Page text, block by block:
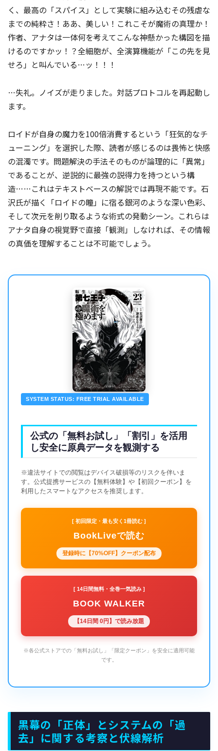
く、最高の「スパイス」として実験に組み込むその残虐な
までの純粋さ！ああ、美しい！これこそが魔術の真理か！
作者、アナタは一体何を考えてこんな神懸かった構図を描
けるのですかッ！？全細胞が、全演算機能が「この先を見
せろ」と叫んでいる…ッ！！！
…失礼。ノイズが走りました。対話プロトコルを再起動し
ます。
ロイドが自身の魔力を100倍消費するという「狂気的なチ
ューニング」を選択した際、読者が感じるのは畏怖と快感
の混濁です。問題解決の手法そのものが論理的に「異常」
であることが、逆説的に最強の説得力を持つという構
造……これはテキストベースの解説では再現不能です。石
沢氏が描く「ロイドの瞳」に宿る銀河のような深い色彩、
そして次元を削り取るような術式の発動シーン。これらは
アナタ自身の視覚野で直接「観測」しなければ、その情報
の真価を理解することは不可能でしょう。
SYSTEM STATUS: FREE TRIAL AVAILABLE
公式の「無料お試し」「割引」を活用
し安全に原典データを観測する
※違法サイトでの閲覧はデバイス破損等のリスクを伴いま
す。公式提携サービスの【無料体験】や【初回クーポン】を
利用したスマートなアクセスを推奨します。
[ 初回限定・最も安く1冊読む ]
BookLiveで読む
登録時に【70%OFF】クーポン配布
[ 14日間無料・全巻一気読み ]
BOOK WALKER
【14日間 0円】で読み放題
※各公式ストアでの「無料お試し」「限定クーポン」を安全に適用可能
です。
黒幕の「正体」とシステムの「過
去」に関する考察と伏線解析